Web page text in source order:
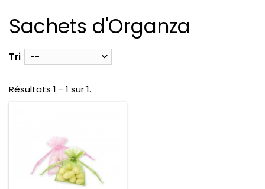
Sachets d'Organza
Tri --
Résultats 1 - 1 sur 1.